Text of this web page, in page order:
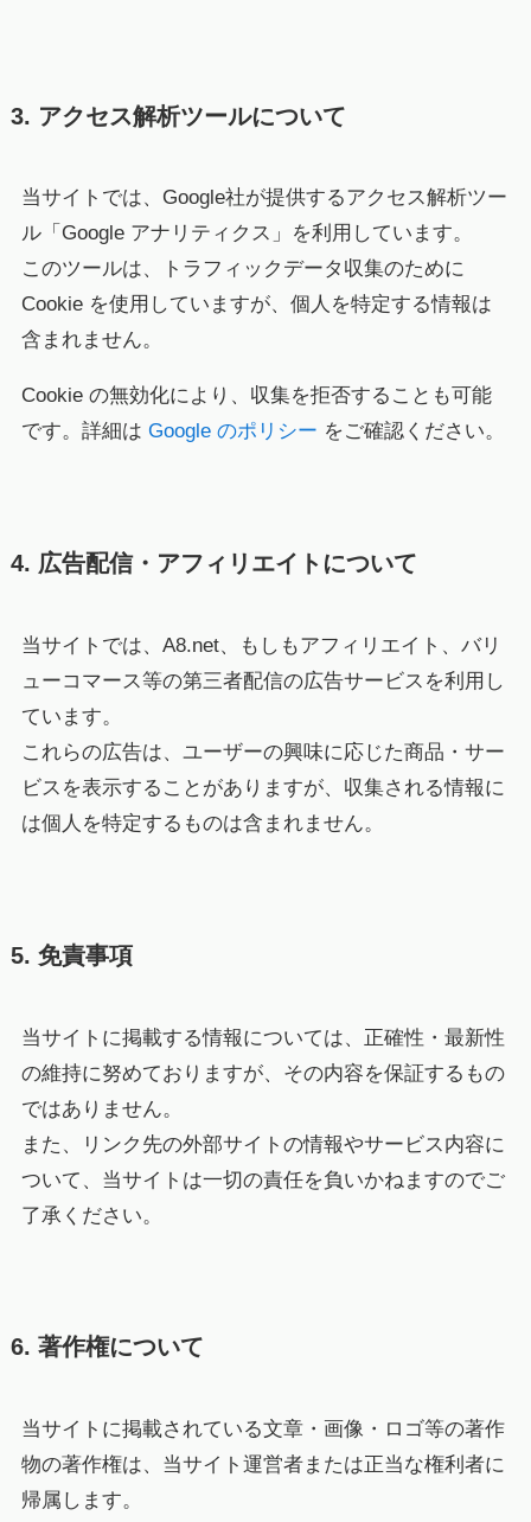
3. アクセス解析ツールについて
当サイトでは、Google社が提供するアクセス解析ツー
ル「Google アナリティクス」を利用しています。
このツールは、トラフィックデータ収集のために
Cookie を使用していますが、個人を特定する情報は
含まれません。
Cookie の無効化により、収集を拒否することも可能
です。詳細は Google のポリシー をご確認ください。
4. 広告配信・アフィリエイトについて
当サイトでは、A8.net、もしもアフィリエイト、バリ
ューコマース等の第三者配信の広告サービスを利用し
ています。
これらの広告は、ユーザーの興味に応じた商品・サー
ビスを表示することがありますが、収集される情報に
は個人を特定するものは含まれません。
5. 免責事項
当サイトに掲載する情報については、正確性・最新性
の維持に努めておりますが、その内容を保証するもの
ではありません。
また、リンク先の外部サイトの情報やサービス内容に
ついて、当サイトは一切の責任を負いかねますのでご
了承ください。
6. 著作権について
当サイトに掲載されている文章・画像・ロゴ等の著作
物の著作権は、当サイト運営者または正当な権利者に
帰属します。